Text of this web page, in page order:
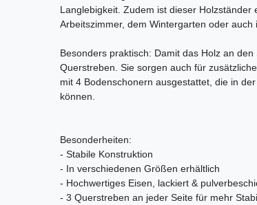
Langlebigkeit. Zudem ist dieser
Arbeitszimmer, dem Wintergarten oder auch
Besonders praktisch: Damit das Holz an
Querstreben. Sie sorgen auch für
mit 4 Bodenschonern ausgestattet, die in
können.
Besonderheiten:
- Stabile Konstruktion
- In verschiedenen Größen erhältlich
- Hochwertiges Eisen, lackiert &
- 3 Querstreben an jeder Seite für mehr